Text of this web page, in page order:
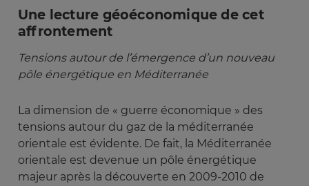
Une lecture géoéconomique de cet
affrontement
Tensions autour de l’émergence d’un nouveau
pôle énergétique en Méditerranée
La dimension de « guerre économique » des
tensions autour du gaz de la méditerranée
orientale est évidente. De fait, la Méditerranée
orientale est devenue un pôle énergétique
majeur après la découverte en 2009-2010 de